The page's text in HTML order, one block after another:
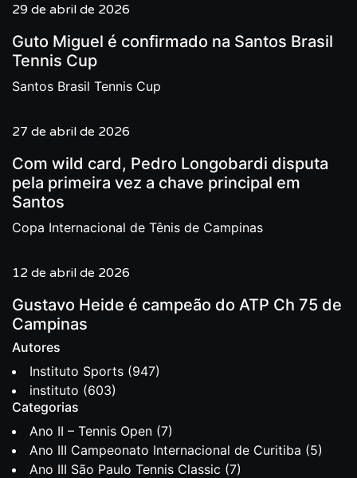
29 de abril de 2026
Guto Miguel é confirmado na Santos Brasil
Tennis Cup
Santos Brasil Tennis Cup
27 de abril de 2026
Com wild card, Pedro Longobardi disputa
pela primeira vez a chave principal em
Santos
Copa Internacional de Tênis de Campinas
12 de abril de 2026
Gustavo Heide é campeão do ATP Ch 75 de
Campinas
Autores
Instituto Sports (947)
instituto (603)
Categorias
Ano II – Tennis Open (7)
Ano III Campeonato Internacional de Curitiba (5)
Ano III São Paulo Tennis Classic (7)